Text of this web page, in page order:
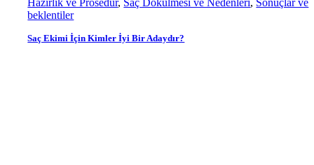
Hazırlık ve Prosedür, Saç Dökülmesi ve Nedenleri, Sonuçlar ve
beklentiler
Saç Ekimi İçin Kimler İyi Bir Adaydır?